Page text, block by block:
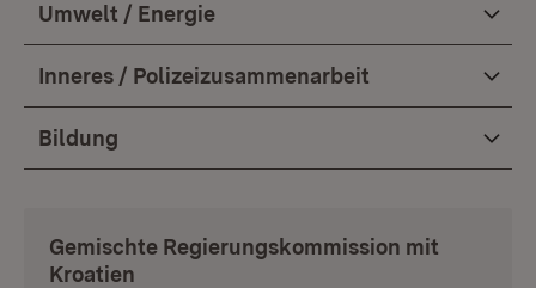
Umwelt / Energie
Inneres / Polizeizusammenarbeit
Bildung
Gemischte Regierungskommission mit
Kroatien